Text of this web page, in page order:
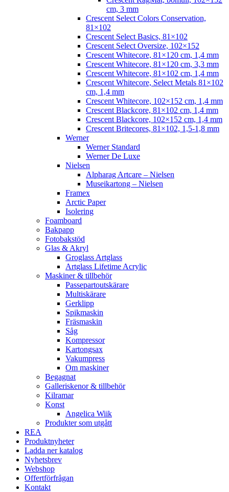
cm, 3 mm
Crescent Select Colors Conservation,
81×102
Crescent Select Basics, 81×102
Crescent Select Oversize, 102×152
Crescent Whitecore, 81×120 cm, 1,4 mm
Crescent Whitecore, 81×120 cm, 3,3 mm
Crescent Whitecore, 81×102 cm, 1,4 mm
Crescent Whitecore, Select Metals 81×102
cm, 1,4 mm
Crescent Whitecore, 102×152 cm, 1,4 mm
Crescent Blackcore, 81×102 cm, 1,4 mm
Crescent Blackcore, 102×152 cm, 1,4 mm
Crescent Britecores, 81×102, 1,5-1,8 mm
Werner
Werner Standard
Werner De Luxe
Nielsen
Alpharag Artcare – Nielsen
Museikartong – Nielsen
Framex
Arctic Paper
Isolering
Foamboard
Bakpapp
Fotobakstöd
Glas & Akryl
Groglass Artglass
Artglass Lifetime Acrylic
Maskiner & tillbehör
Passepartoutskärare
Multiskärare
Gerklipp
Spikmaskin
Fräsmaskin
Såg
Kompressor
Kartongsax
Vakumpress
Om maskiner
Begagnat
Galleriskenor & tillbehör
Kilramar
Konst
Angelica Wiik
Produkter som utgått
REA
Produktnyheter
Ladda ner katalog
Nyhetsbrev
Webshop
Offertförfrågan
Kontakt